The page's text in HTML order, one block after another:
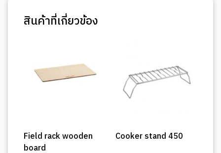
สินค้าที่เกี่ยวข้อง
Field rack wooden
board
Cooker stand 450